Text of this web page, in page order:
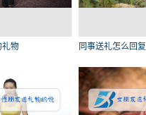
礼物 同事送礼怎么回复